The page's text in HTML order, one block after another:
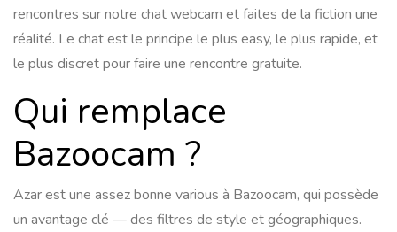
rencontres sur notre chat webcam et faites de la fiction une
réalité. Le chat est le principe le plus easy, le plus rapide, et
le plus discret pour faire une rencontre gratuite.
Qui remplace
Bazoocam ?
Azar est une assez bonne various à Bazoocam, qui possède
un avantage clé — des filtres de style et géographiques.